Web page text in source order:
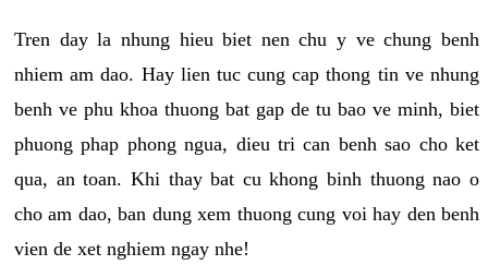
Tren day la nhung hieu biet nen chu y ve chung benh
nhiem am dao. Hay lien tuc cung cap thong tin ve nhung
benh ve phu khoa thuong bat gap de tu bao ve minh, biet
phuong phap phong ngua, dieu tri can benh sao cho ket
qua, an toan. Khi thay bat cu khong binh thuong nao o
cho am dao, ban dung xem thuong cung voi hay den benh
vien de xet nghiem ngay nhe!